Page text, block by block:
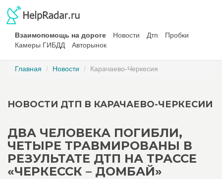
Взаимопомощь на дороге Новости Дтп
Пробки
Камеры ГИБДД
Авторынок
Главная Новости Карачаево-Черкесия
НОВОСТИ ДТП В КАРАЧАЕВО-ЧЕРКЕСИИ
ДВА ЧЕЛОВЕКА ПОГИБЛИ,
ЧЕТЫРЕ ТРАВМИРОВАНЫ В
РЕЗУЛЬТАТЕ ДТП НА ТРАССЕ
«ЧЕРКЕССК – ДОМБАЙ»